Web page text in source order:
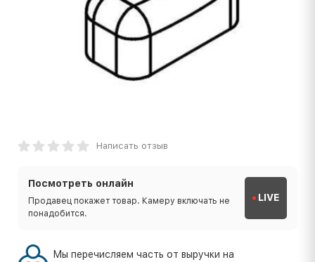
Написать отзыв
Посмотреть онлайн
Продавец покажет товар. Камеру включать не
понадобится.
LIVE
Мы перечисляем часть от выручки на